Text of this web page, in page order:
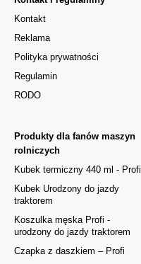
Kontakt
Reklama
Polityka prywatności
Regulamin
RODO
Produkty dla fanów maszyn
rolniczych
Kubek termiczny 440 ml - Profi
Kubek Urodzony do jazdy
traktorem
Koszulka męska Profi -
urodzony do jazdy traktorem
Czapka z daszkiem – Profi